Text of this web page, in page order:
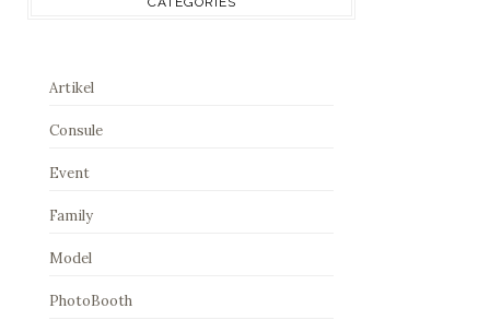
Artikel
Consule
Event
Family
Model
PhotoBooth